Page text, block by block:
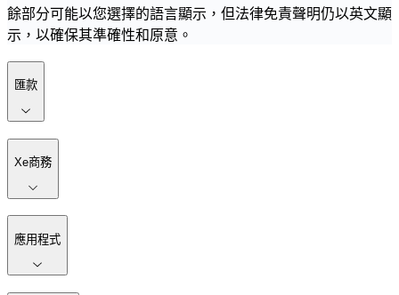
餘部分可能以您選擇的語言顯示，但法律免責聲明仍以英文顯
示，以確保其準確性和原意。
匯款
Xe商務
應用程式